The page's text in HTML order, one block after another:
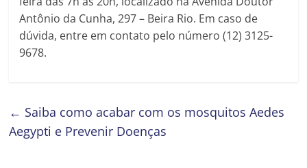
Antônio da Cunha, 297 – Beira Rio. Em caso de
dúvida, entre em contato pelo número (12) 3125-
9678.
← Saiba como acabar com os mosquitos Aedes
Aegypti e Prevenir Doenças